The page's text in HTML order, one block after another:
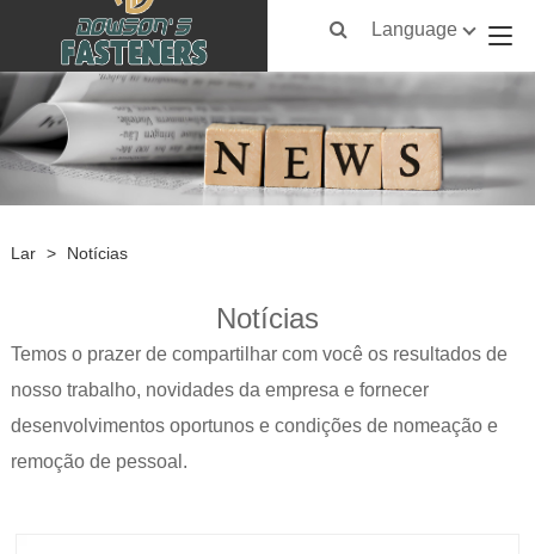
Language
Lar > Notícias
Notícias
Temos o prazer de compartilhar com você os resultados de
nosso trabalho, novidades da empresa e fornecer
desenvolvimentos oportunos e condições de nomeação e
remoção de pessoal.